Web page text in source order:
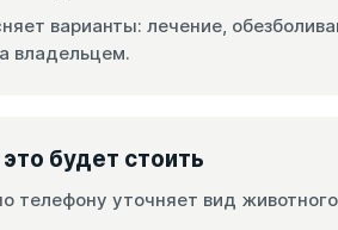
варианты: лечение,
владельцем.
будет стоить
телефону уточняет вид